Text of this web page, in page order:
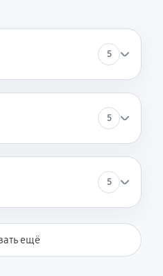
5
5
5
ещё